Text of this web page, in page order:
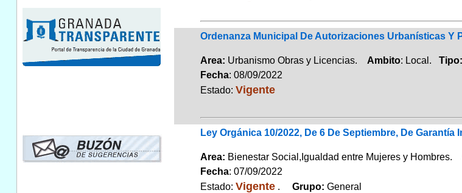
Ordenanza Municipal De Autorizaciones Urbanísticas Y
Area: Urbanismo Obras y Licencias. Ambito: Local. Tipo:
Fecha: 08/09/2022
Estado: Vigente
Ley Orgánica 10/2022, De 6 De Septiembre, De Garantía
Area: Bienestar Social,Igualdad entre Mujeres y Hombres.
Fecha: 07/09/2022
Estado: Vigente. Grupo: General